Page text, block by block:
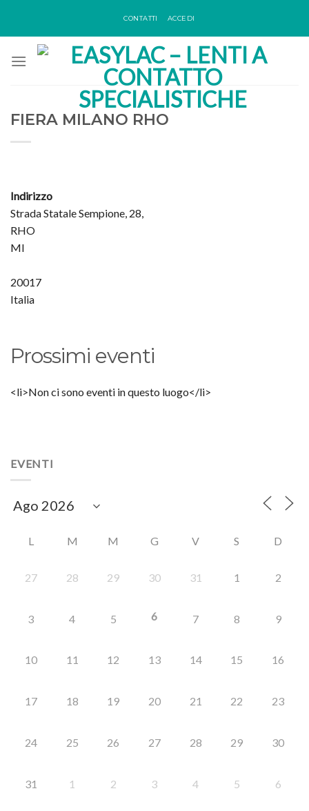
CONTATTI ACCEDI
FIERA MILANO RHO
Indirizzo
Strada Statale Sempione, 28,
RHO
MI
20017
Italia
Prossimi eventi
<li>Non ci sono eventi in questo luogo</li>
EVENTI
L M M G V S D
27 28 29 30 31 1 2
3 4 5 6 7 8 9
10 11 12 13 14 15 16
17 18 19 20 21 22 23
24 25 26 27 28 29 30
31 1 2 3 4 5 6